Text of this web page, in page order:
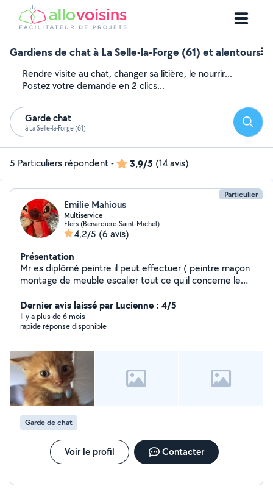
Gardiens de chat à La Selle-la-Forge (61) et alentours
Rendre visite au chat, changer sa litière, le nourrir...
Postez votre demande en 2 clics...
Garde chat
à La Selle-la-Forge (61)
5 Particuliers répondent- 3,9/5 (14 avis)
Particulier
Emilie Mahious
Multiservice
Flers (Benardiere-Saint-Michel)
4,2/5 (6 avis)
Présentation
Mr es diplômé peintre il peut effectuer ( peintre maçon
montage de meuble escalier tout ce qu'il concerne le
enfants garde animaux aide ménagère Nous somme de
Flers
Dernier avis laissé par Lucienne : 4/5
Il y a plus de 6 mois
rapide réponse disponible
Garde de chat
Voir le profil Contacter